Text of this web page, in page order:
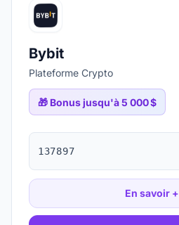
Bybit
Plateforme Crypto
🎁 Bonus jusqu'à 5 000 $
137897
En savoir +